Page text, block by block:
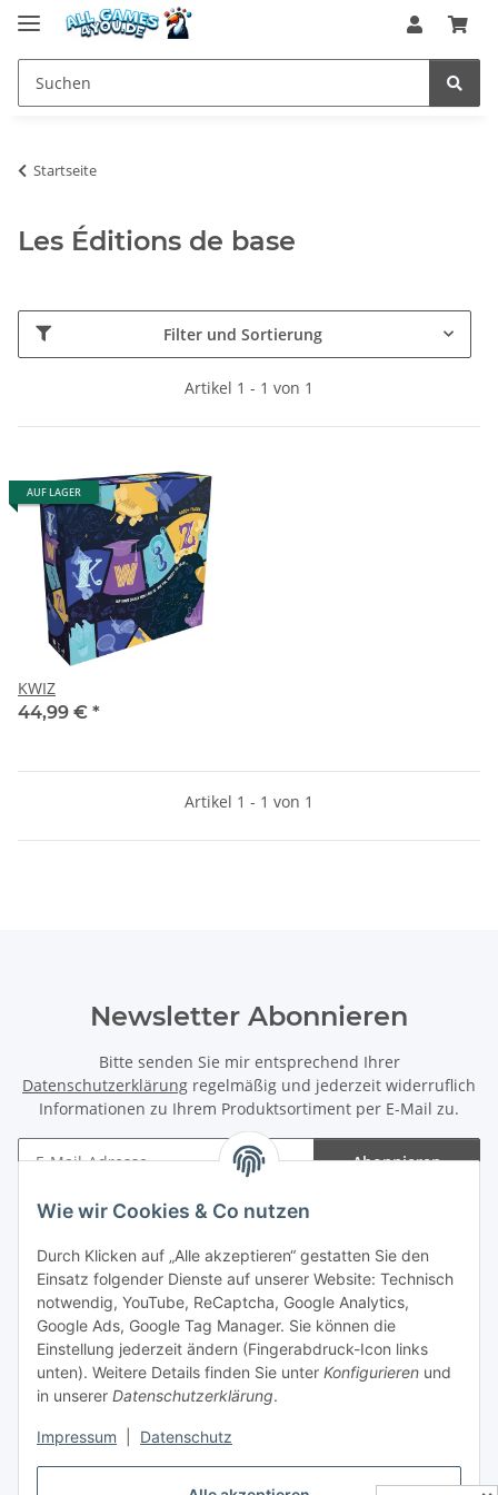
Wie wir Cookies & Co nutzen
Durch Klicken auf „Alle akzeptieren“ gestatten Sie den
Einsatz folgender Dienste auf unserer Website: Technisch
notwendig, YouTube, ReCaptcha, Google Analytics,
Google Ads, Google Tag Manager. Sie können die
Einstellung jederzeit ändern (Fingerabdruck-Icon links
unten). Weitere Details finden Sie unter Konfigurieren und
in unserer Datenschutzerklärung.
Impressum Datenschutz
Startseite
Les Éditions de base
Filter und Sortierung
Artikel 1 - 1 von 1
AUF LAGER
KWIZ
44,99 € *
Artikel 1 - 1 von 1
Newsletter Abonnieren
Bitte senden Sie mir entsprechend Ihrer
Datenschutzerklärung regelmäßig und jederzeit widerruflich
Informationen zu Ihrem Produktsortiment per E-Mail zu.
Abonnieren
Gesetzliche Informationen
Spieletreffs in Jülich & Umgebung